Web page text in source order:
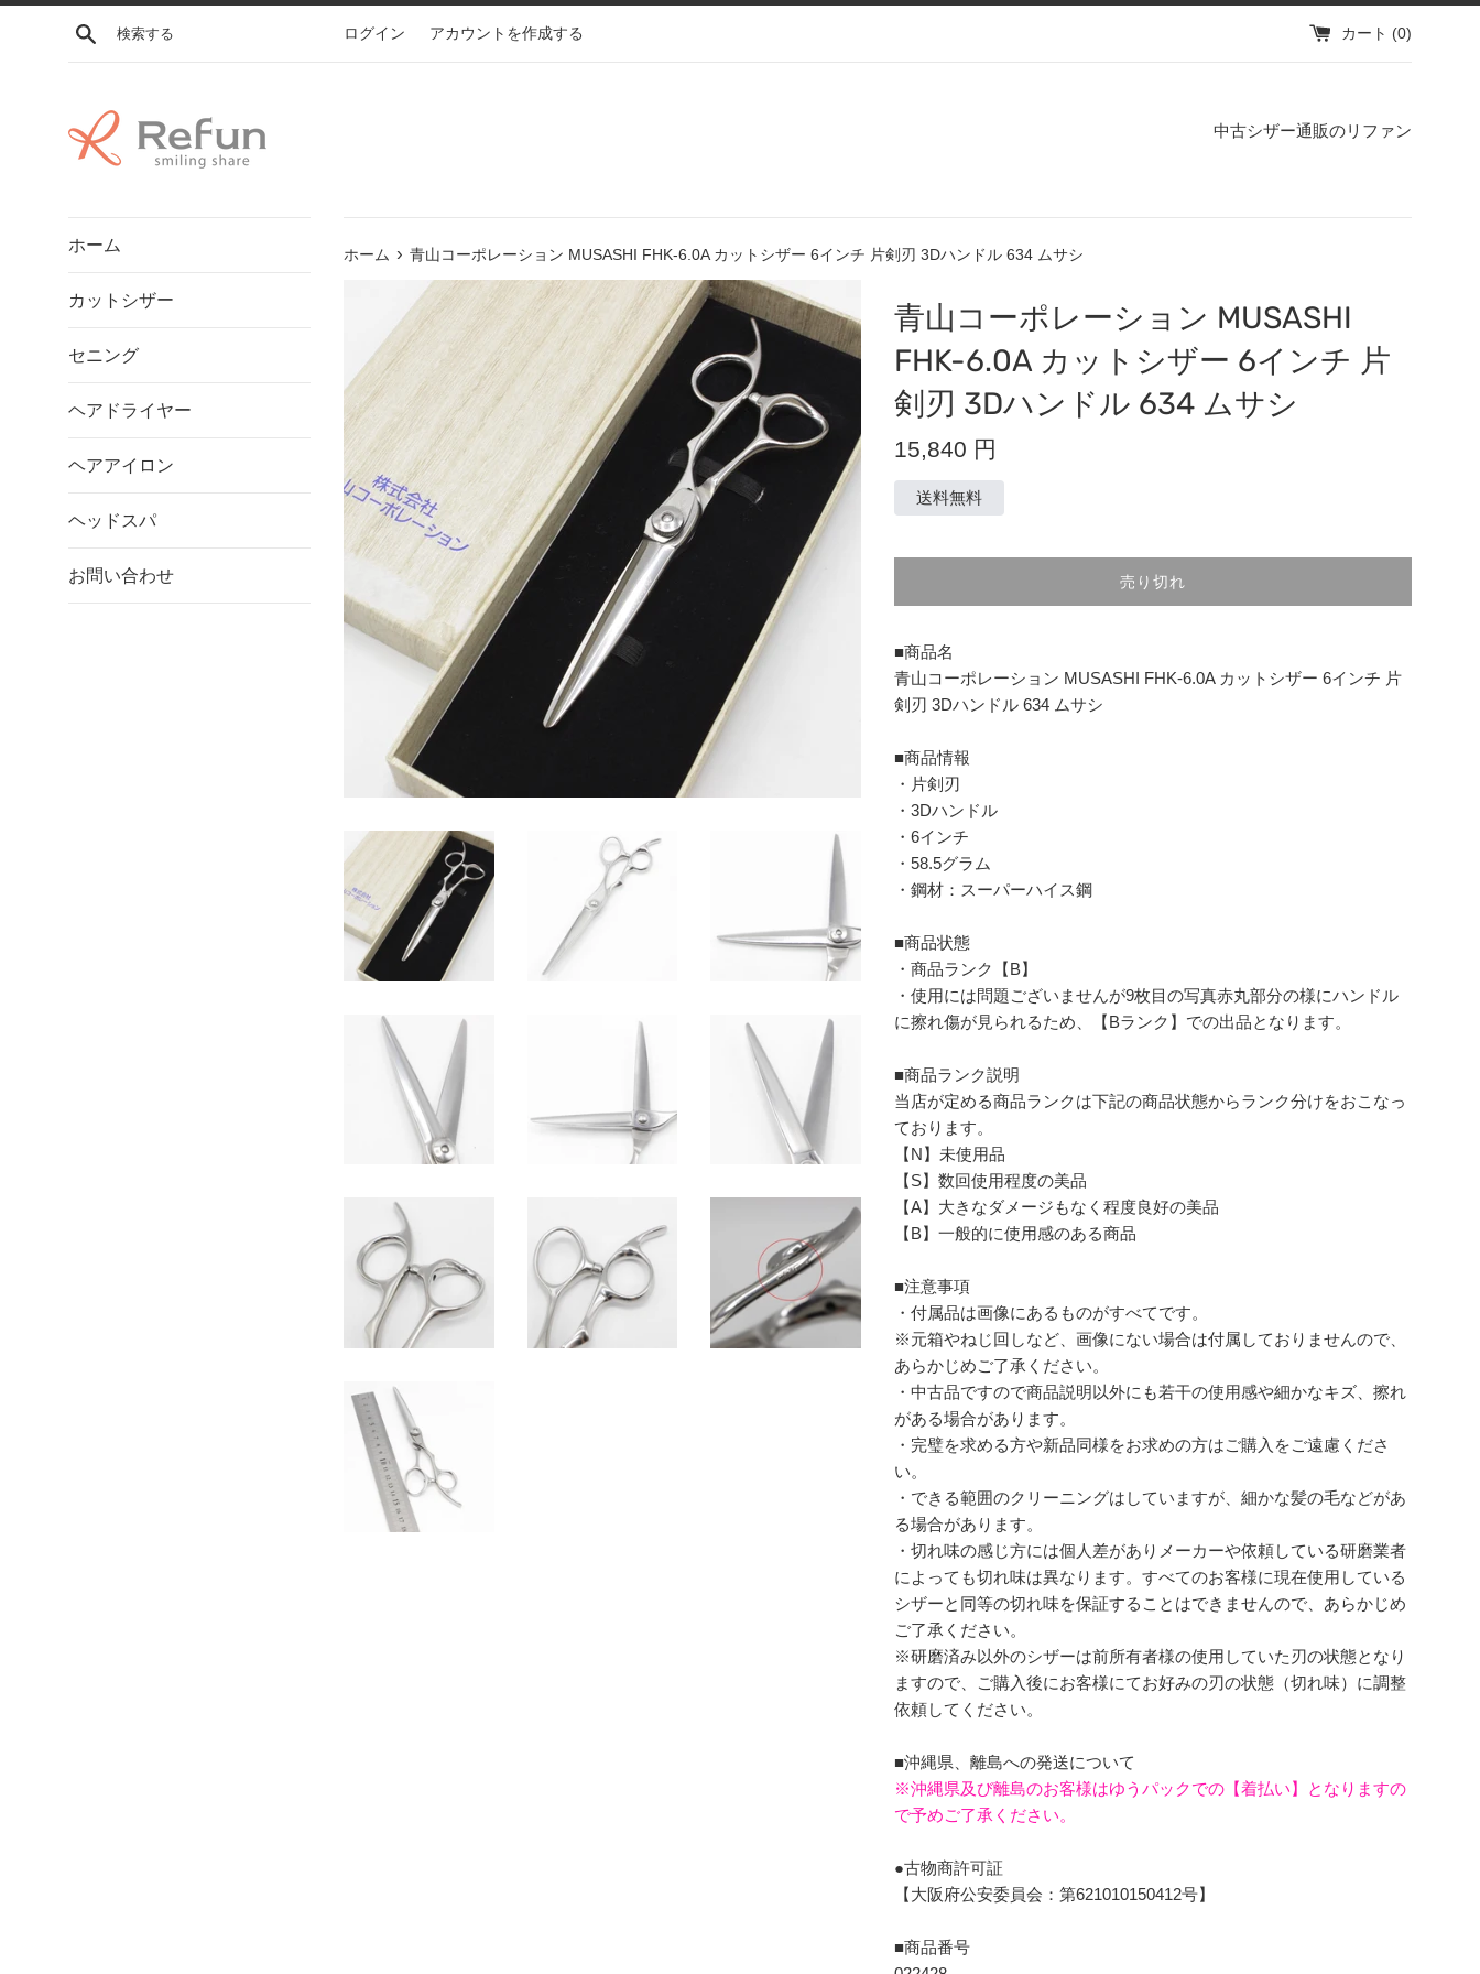
コ
検索する ログイン アカウントを作成する カート (0)
中古シザー通販のリファン
ホーム
カットシザー
セニング
ヘアドライヤー
ヘアアイロン
ヘッドスパ
お問い合わせ
ホーム › 青山コーポレーション MUSASHI FHK-6.0A カットシザー 6インチ 片剣刃 3Dハンドル 634 ムサシ
青山コーポレーション MUSASHI
FHK-6.0A カットシザー 6インチ 片
剣刃 3Dハンドル 634 ムサシ
通
格
15,840 円
送料無料
売り切れ
■商品名
青山コーポレーション MUSASHI FHK-6.0A カットシザー 6インチ 片
剣刃 3Dハンドル 634 ムサシ
■商品情報
・片剣刃
・3Dハンドル
・6インチ
・58.5グラム
・鋼材：スーパーハイス鋼
■商品状態
・商品ランク【B】
・使用には問題ございませんが9枚目の写真赤丸部分の様にハンドル
に擦れ傷が見られるため、【Bランク】での出品となります。
■商品ランク説明
当店が定める商品ランクは下記の商品状態からランク分けをおこなっ
ております。
【N】未使用品
【S】数回使用程度の美品
【A】大きなダメージもなく程度良好の美品
【B】一般的に使用感のある商品
■注意事項
・付属品は画像にあるものがすべてです。
※元箱やねじ回しなど、画像にない場合は付属しておりませんので、
あらかじめご了承ください。
・中古品ですので商品説明以外にも若干の使用感や細かなキズ、擦れ
がある場合があります。
・完璧を求める方や新品同様をお求めの方はご購入をご遠慮くださ
い。
・できる範囲のクリーニングはしていますが、細かな髪の毛などがあ
る場合があります。
・切れ味の感じ方には個人差がありメーカーや依頼している研磨業者
によっても切れ味は異なります。すべてのお客様に現在使用している
シザーと同等の切れ味を保証することはできませんので、あらかじめ
ご了承ください。
※研磨済み以外のシザーは前所有者様の使用していた刃の状態となり
ますので、ご購入後にお客様にてお好みの刃の状態（切れ味）に調整
依頼してください。
■沖縄県、離島への発送について
※沖縄県及び離島のお客様はゆうパックでの【着払い】となりますの
で予めご了承ください。
●古物商許可証
【大阪府公安委員会：第621010150412号】
■商品番号